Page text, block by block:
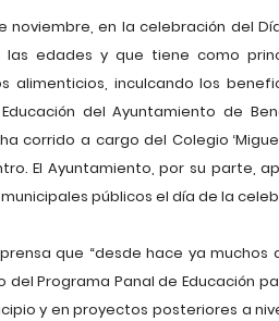
en la celebración del
edades y que tiene como
inculcando los
del Ayuntamiento de
a cargo del Colegio
El Ayuntamiento, por su parte,
públicos el día de la
que “desde hace ya muchos
Programa Panal de Educación
y en proyectos posteriores a